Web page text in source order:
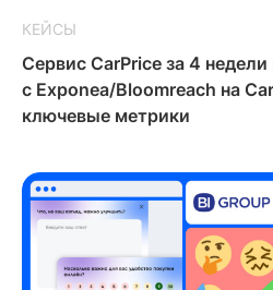
КЕЙСЫ
Сервис CarPrice за 4 недели
с Exponea/Bloomreach на
ключевые метрики